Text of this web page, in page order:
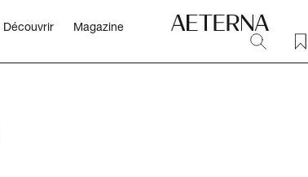
Découvrir
Magazine